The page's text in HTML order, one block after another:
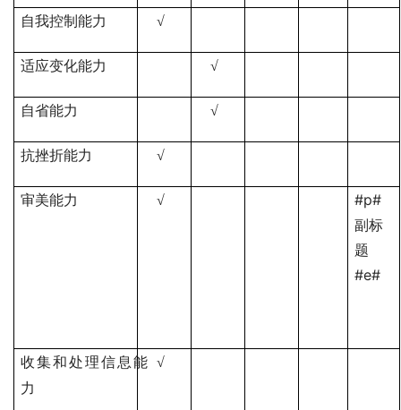
自我控制能力 √
适应变化能力 √
自省能力 √
抗挫折能力 √
审美能力 √
#p#
副标
题
#e#
收集和处理信息能
力
√